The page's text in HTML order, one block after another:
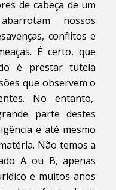
de cabeça de um
nossos
conflitos e
É certo, que
é prestar tutela
que observem o
No entanto,
parte destes
e até mesmo
Não temos a
A ou B, apenas
e muitos anos